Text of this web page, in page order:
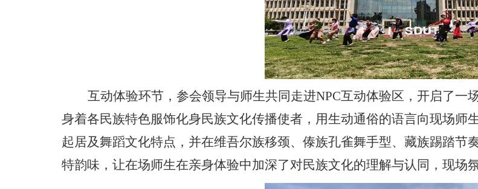
互动体验环节，参会领导与师生共同走进NPC互动体验区，开启了一
身着各民族特色服饰化身民族文化传播使者，用生动通俗的语言向现场师
起居及舞蹈文化特点，并在维吾尔族移颈、傣族孔雀舞手型、藏族踢踏节
特韵味，让在场师生在亲身体验中加深了对民族文化的理解与认同，现场